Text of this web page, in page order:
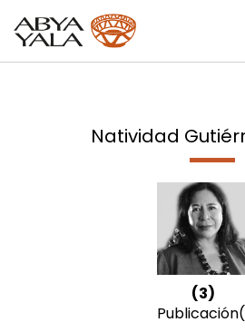
Natividad
(3)